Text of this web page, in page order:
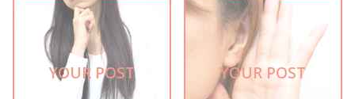
YOUR POST YOUR POST